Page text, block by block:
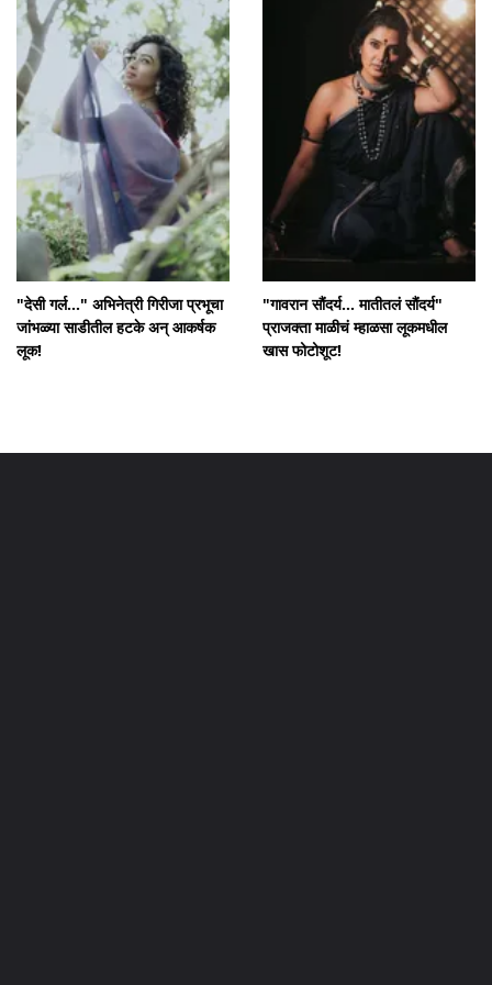
"देसी गर्ल..." अभिनेत्री गिरीजा प्रभूचा
जांभळ्या साडीतील हटके अन् आकर्षक
लूक!
"गावरान सौंदर्य... मातीतलं सौंदर्य"
प्राजक्ता माळीचं म्हाळसा लूकमधील
खास फोटोशूट!